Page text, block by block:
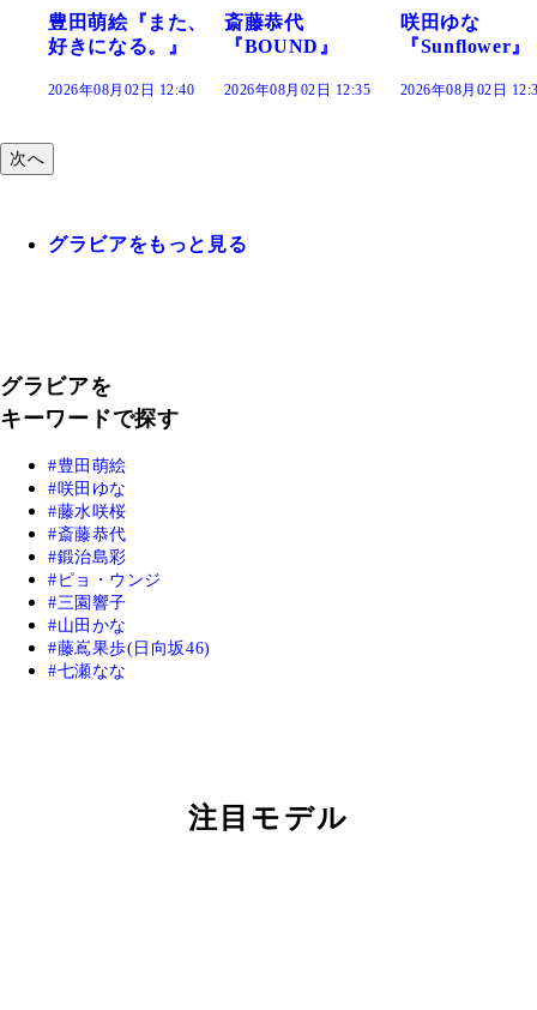
斎藤恭代
『BOUND』
2026年08月02日 12:35
咲田ゆな
『Sunflower』
2026年08月02日 12:30
藤水咲桜『花
だまり』
2026年08月02日
次へ
グラビアをもっと見る
グラビアを
キーワードで探す
豊田萌絵
咲田ゆな
藤水咲桜
斎藤恭代
鍛治島彩
ピョ・ウンジ
三園響子
山田かな
藤嶌果歩(日向坂46)
七瀬なな
注目モデル